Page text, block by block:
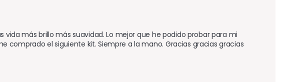
más brillo más suavidad. Lo mejor que he podido probar para mi
comprado el siguiente kit. Siempre a la mano. Gracias gracias gracias